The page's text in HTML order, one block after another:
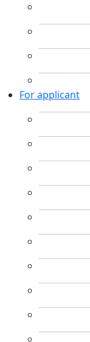
For applicant